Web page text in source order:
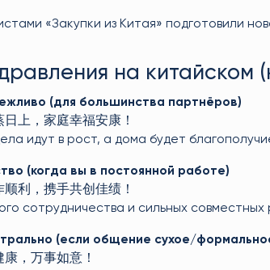
«Закупки из Китая» подготовили
на китайском
(для большинства партнёров)
上，家庭幸福安康！
идут в рост, а дома будет
(когда вы в постоянной работе)
利，携手共创佳绩！
сотрудничества и сильных совместных
(если общение сухое/
，万事如意！